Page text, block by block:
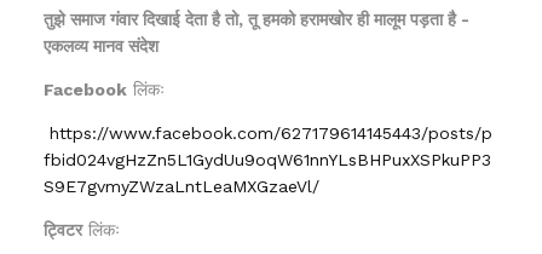
तुझे समाज गंवार दिखाई देता है तो, तू हमको हरामखोर ही मालूम पड़ता है -
एकलव्य मानव संदेश
Facebook लिंकः
https://www.facebook.com/627179614145443/posts/p
fbid024vgHzZn5L1GydUu9oqW61nnYLsBHPuxXSPkuPP3
S9E7gvmyZWzaLntLeaMXGzaeVl/
ट्विटरलिंकः